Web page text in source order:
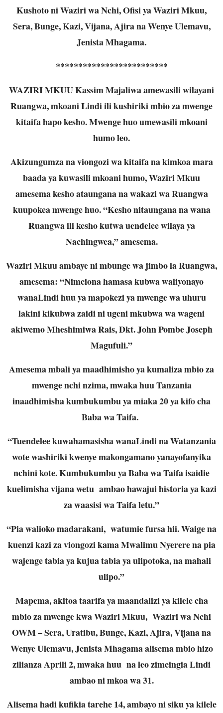
Kushoto ni Waziri wa Nchi, Ofisi ya Waziri Mkuu,
Sera, Bunge, Kazi, Vijana, Ajira na Wenye Ulemavu,
Jenista Mhagama.
*************************
WAZIRI MKUU Kassim Majaliwa amewasili wilayani
Ruangwa, mkoani Lindi ili kushiriki mbio za mwenge
kitaifa hapo kesho. Mwenge huo umewasili mkoani
humo leo.
Akizungumza na viongozi wa kitaifa na kimkoa mara
baada ya kuwasili mkoani humo, Waziri Mkuu
amesema kesho ataungana na wakazi wa Ruangwa
kuupokea mwenge huo. “Kesho nitaungana na wana
Ruangwa ili kesho kutwa uendelee wilaya ya
Nachingwea,” amesema.
Waziri Mkuu ambaye ni mbunge wa jimbo la Ruangwa,
amesema: “Nimeiona hamasa kubwa waliyonayo
wanaLindi huu ya mapokezi ya mwenge wa uhuru
lakini kikubwa zaidi ni ugeni mkubwa wa wageni
akiwemo Mheshimiwa Rais, Dkt. John Pombe Joseph
Magufuli.”
Amesema mbali ya maadhimisho ya kumaliza mbio za
mwenge nchi nzima, mwaka huu Tanzania
inaadhimisha kumbukumbu ya miaka 20 ya kifo cha
Baba wa Taifa.
“Tuendelee kuwahamasisha wanaLindi na Watanzania
wote washiriki kwenye makongamano yanayofanyika
nchini kote. Kumbukumbu ya Baba wa Taifa isaidie
kuelimisha vijana wetu ambao hawajui historia ya kazi
za waasisi wa Taifa letu.”
“Pia walioko madarakani, watumie fursa hii. Waige na
kuenzi kazi za viongozi kama Mwalimu Nyerere na pia
wajenge tabia ya kujua tabia ya ulipotoka, na mahali
ulipo.”
Mapema, akitoa taarifa ya maandalizi ya kilele cha
mbio za mwenge kwa Waziri Mkuu, Waziri wa Nchi
OWM – Sera, Uratibu, Bunge, Kazi, Ajira, Vijana na
Wenye Ulemavu, Jenista Mhagama alisema mbio hizo
zilianza Aprili 2, mwaka huu na leo zimeingia Lindi
ambao ni mkoa wa 31.
Alisema hadi kufikia tarehe 14, ambayo ni siku ya kilele